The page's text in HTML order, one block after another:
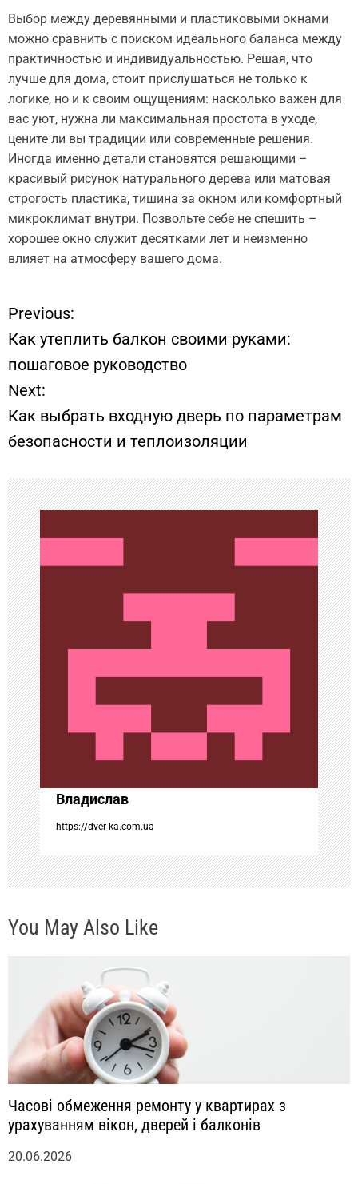
Выбор между деревянными и пластиковыми окнами
можно сравнить с поиском идеального баланса между
практичностью и индивидуальностью. Решая, что
лучше для дома, стоит прислушаться не только к
логике, но и к своим ощущениям: насколько важен для
вас уют, нужна ли максимальная простота в уходе,
цените ли вы традиции или современные решения.
Иногда именно детали становятся решающими –
красивый рисунок натурального дерева или матовая
строгость пластика, тишина за окном или комфортный
микроклимат внутри. Позвольте себе не спешить –
хорошее окно служит десятками лет и неизменно
влияет на атмосферу вашего дома.
Н
а
в
и
г
а
ц
и
я
п
о
з
а
п
и
с
я
Previous:
Как утеплить балкон своими руками:
пошаговое руководство
Next:
Как выбрать входную дверь по параметрам
безопасности и теплоизоляции
Владислав
https://dver-ka.com.ua
You May Also Like
Часові обмеження ремонту у квартирах з
урахуванням вікон, дверей і балконів
20.06.2026